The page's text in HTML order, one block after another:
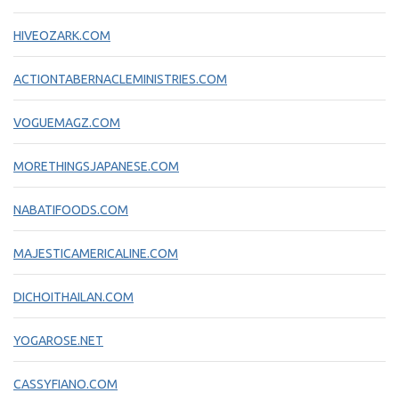
HIVEOZARK.COM
ACTIONTABERNACLEMINISTRIES.COM
VOGUEMAGZ.COM
MORETHINGSJAPANESE.COM
NABATIFOODS.COM
MAJESTICAMERICALINE.COM
DICHOITHAILAN.COM
YOGAROSE.NET
CASSYFIANO.COM